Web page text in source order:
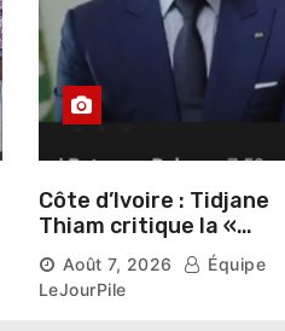
Côte d’Ivoire : Tidjane
Thiam critique la «
judiciarisation » de la
politique et appelle à
poursuivre l’apaisement
Août 7, 2026
Équipe
LeJourPile